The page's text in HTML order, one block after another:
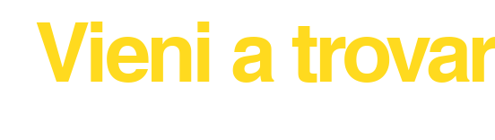
Vieni a